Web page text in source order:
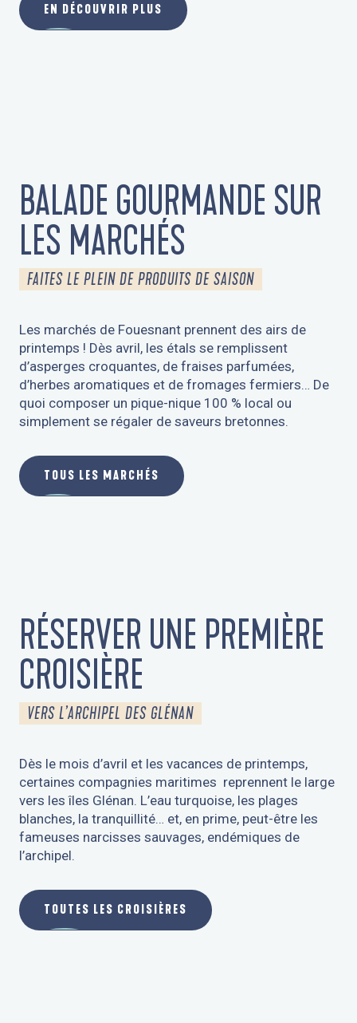
EN DÉCOUVRIR PLUS
BALADE GOURMANDE SUR
LES MARCHÉS
FAITES LE PLEIN DE PRODUITS DE SAISON
Les marchés de Fouesnant prennent des airs de
printemps ! Dès avril, les étals se remplissent
d’asperges croquantes, de fraises parfumées,
d’herbes aromatiques et de fromages fermiers… De
quoi composer un pique-nique 100 % local ou
simplement se régaler de saveurs bretonnes.
TOUS LES MARCHÉS
RÉSERVER UNE PREMIÈRE
CROISIÈRE
VERS L’ARCHIPEL DES GLÉNAN
Dès le mois d’avril et les vacances de printemps,
certaines compagnies maritimes reprennent le large
vers les îles Glénan. L’eau turquoise, les plages
blanches, la tranquillité… et, en prime, peut-être les
fameuses narcisses sauvages, endémiques de
l’archipel.
TOUTES LES CROISIÈRES